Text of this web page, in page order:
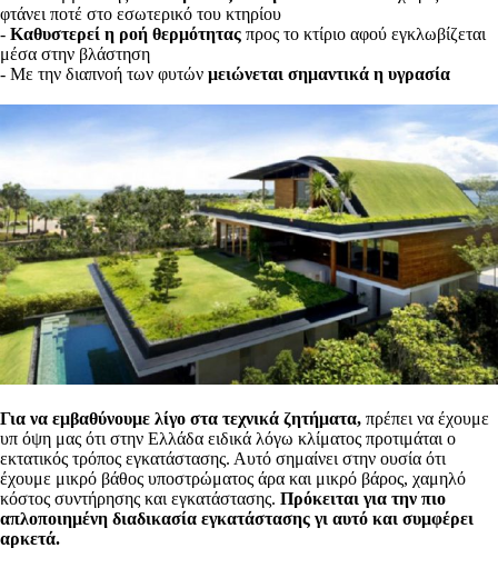
φτάνει ποτέ στο εσωτερικό του κτηρίου
- Καθυστερεί η ροή θερμότητας προς το κτίριο αφού εγκλωβίζεται
μέσα στην βλάστηση
- Με την διαπνοή των φυτών μειώνεται σημαντικά η υγρασία
Για να εμβαθύνουμε λίγο στα τεχνικά ζητήματα, πρέπει να έχουμε
υπ όψη μας ότι στην Ελλάδα ειδικά λόγω κλίματος προτιμάται ο
εκτατικός τρόπος εγκατάστασης. Αυτό σημαίνει στην ουσία ότι
έχουμε μικρό βάθος υποστρώματος άρα και μικρό βάρος, χαμηλό
κόστος συντήρησης και εγκατάστασης. Πρόκειται για την πιο
απλοποιημένη διαδικασία εγκατάστασης γι αυτό και συμφέρει
αρκετά.